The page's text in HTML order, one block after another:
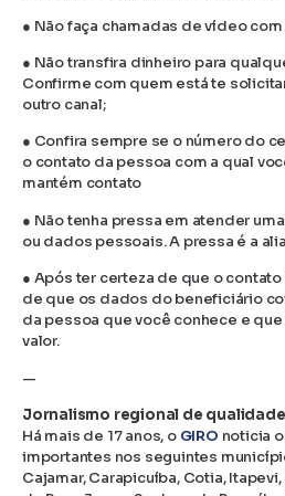
● Não faça chamadas de vídeo
● Não transfira dinheiro para
Confirme com quem está te
outro canal;
● Confira sempre se o número do
o contato da pessoa com a qual
mantém contato
● Não tenha pressa em atender
ou dados pessoais. A pressa é a
● Após ter certeza de que o
de que os dados do beneficiário
da pessoa que você conhece e
valor.
—
Jornalismo regional de qualidade
Há mais de 17 anos, o GIRO noticia
importantes nos seguintes
Cajamar, Carapicuíba, Cotia,